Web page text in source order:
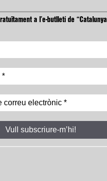
a l’e-butlletí de “Catalunya